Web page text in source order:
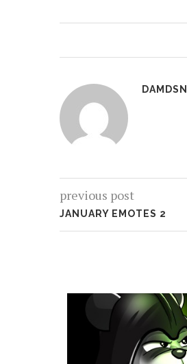
DAMDSN
previous post
JANUARY EMOTES 2